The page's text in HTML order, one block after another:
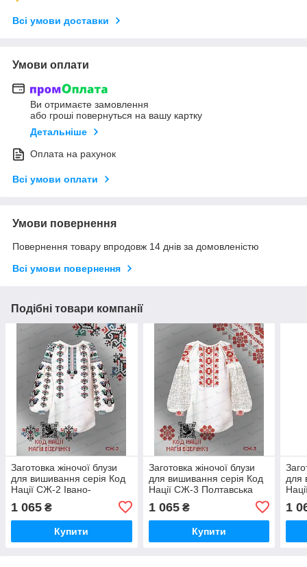
Всі умови доставки
Умови оплати
Ви отримаєте замовлення
або гроші повернуться на вашу картку
Детальніше
Оплата на рахунок
Всі умови оплати
Умови повернення
Повернення товару впродовж 14 днів за домовленістю
Всі умови повернення
Подібні товари компанії
Заготовка жіночої блузи
для вишивання серія Код
Нації СЖ-2 Івано-
1 065 ₴
Купити
Заготовка жіночої блузи
для вишивання серія Код
Нації СЖ-3 Полтавська
1 065₴
Купити
для
1